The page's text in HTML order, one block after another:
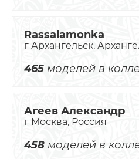
Rassalamonka
г Архангельск,
465 моделей в
Агеев Александр
г Москва, Россия
458 моделей в